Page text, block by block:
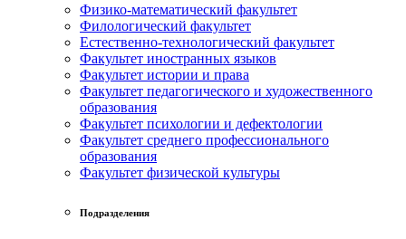
Физико-математический факультет
Филологический факультет
Естественно-технологический факультет
Факультет иностранных языков
Факультет истории и права
Факультет педагогического и художественного
образования
Факультет психологии и дефектологии
Факультет среднего профессионального
образования
Факультет физической культуры
Подразделения